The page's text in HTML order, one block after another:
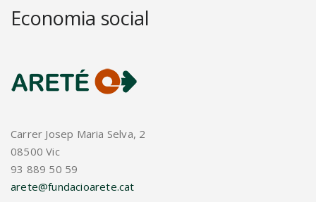
Economia social
Carrer Josep Maria Selva, 2
08500 Vic
93 889 50 59
arete@fundacioarete.cat